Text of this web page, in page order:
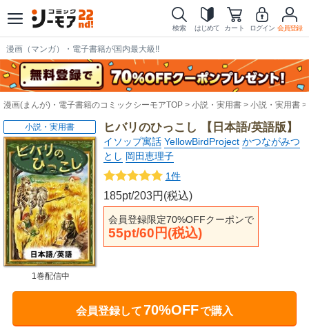
検索 はじめて カート ログイン 会員登録
漫画（マンガ）・電子書籍が国内最大級!!
漫画(まんが)・電子書籍のコミックシーモアTOP 小説・実用書 小説・実用書
ヒバリのひっこし 【日本語/英語版】
イソップ寓話 YellowBirdProject かつながみつ
とし 岡田恵理子
1件
185pt/203円(税込)
会員登録限定70%OFFクーポンで
55pt/60円(税込)
小説・実用書
1巻配信中
会員登録して70%OFFで購入